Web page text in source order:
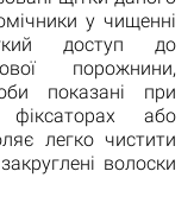
у чищенні
доступ до
порожнини,
показані при
фіксаторах або
легко чистити
волоски